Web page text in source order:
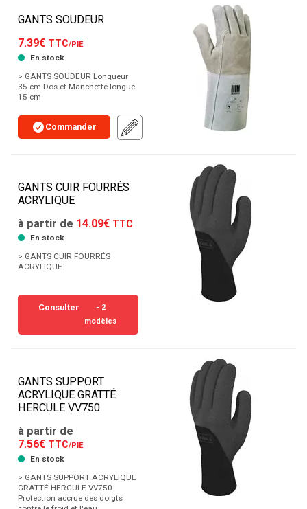
GANTS SOUDEUR
7.39€ TTC/PIE
En stock
> GANTS SOUDEUR Longueur
35 cm Dos et Manchette longue
15 cm
Commander
GANTS CUIR FOURRÉS
ACRYLIQUE
à partir de 14.09€ TTC
En stock
> GANTS CUIR FOURRÉS
ACRYLIQUE
Consulter
- 2
modèles
GANTS SUPPORT
ACRYLIQUE GRATTÉ
HERCULE VV750
à partir de
7.56€ TTC/PIE
En stock
> GANTS SUPPORT ACRYLIQUE
GRATTÉ HERCULE VV750
Protection accrue des doigts